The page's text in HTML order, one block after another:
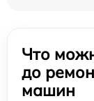
Что
до
машин